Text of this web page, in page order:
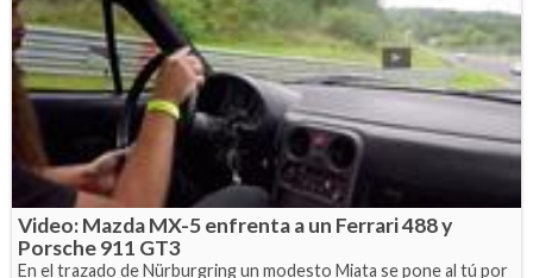
Video: Mazda MX-5 enfrenta a un Ferrari 488 y
Porsche 911 GT3
En el trazado de Nürburgring un modesto Miata se pone al tú por